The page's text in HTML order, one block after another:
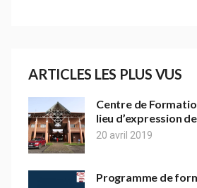
ARTICLES LES PLUS VUS
Centre de
lieu d’expression
20 avril 2019
Programme de